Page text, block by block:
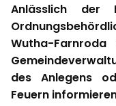
Anlässlich der
Wutha-
des Anlegens
Feuern